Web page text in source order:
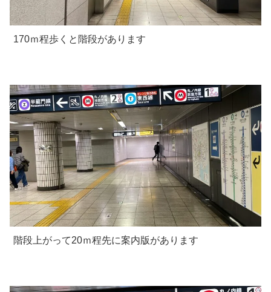
170ｍ程歩くと階段があります
階段上がって20ｍ程先に案内版があります